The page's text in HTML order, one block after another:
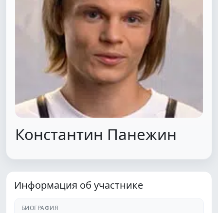
Константин Панежин
Информация об участнике
БИОГРАФИЯ